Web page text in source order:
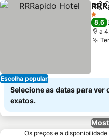
Escolha popular
1
8,6
a
Selecione as datas para ver
exatos.
Os preços e a